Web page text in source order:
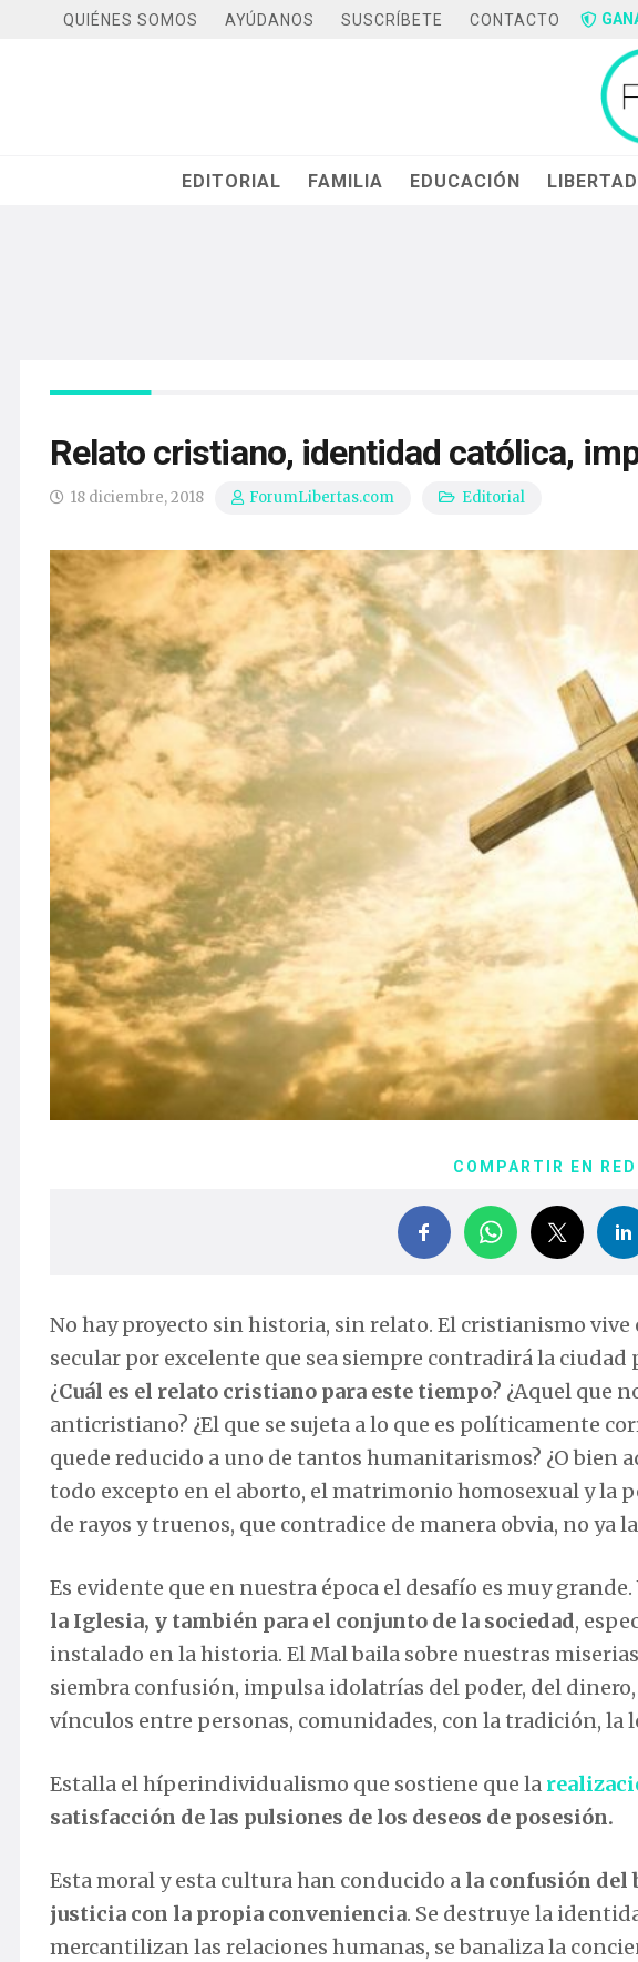
QUIÉNES SOMOS AYÚDANOS SUSCRÍBETE CONTACTO
EDITORIAL FAMILIA EDUCACIÓN
Relato cristiano, identidad católica,
18 diciembre, 2018 ForumLibertas.com Editorial
COMPARTIR EN
No hay proyecto sin historia, sin relato. El cristianismo
secular por excelente que sea siempre contradirá la ciudad
¿Cuál es el relato cristiano para este tiempo? ¿Aquel que
anticristiano? ¿El que se sujeta a lo que es políticamente
quede reducido a uno de tantos humanitarismos? ¿O bien
todo excepto en el aborto, el matrimonio homosexual y la
de rayos y truenos, que contradice de manera obvia, no ya
Es evidente que en nuestra época el desafío es muy
la Iglesia, y también para el conjunto de la sociedad,
instalado en la historia. El Mal baila sobre nuestras
siembra confusión, impulsa idolatrías del poder, del
vínculos entre personas, comunidades, con la tradición, la
Estalla el híperindividualismo que sostiene que la
satisfacción de las pulsiones de los deseos de posesión.
Esta moral y esta cultura han conducido a la confusión del
justicia con la propia conveniencia. Se destruye la
mercantilizan las relaciones humanas, se banaliza la